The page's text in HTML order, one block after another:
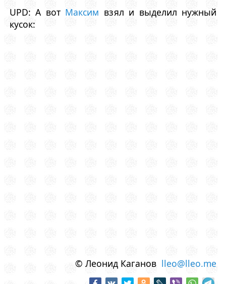
UPD: А вот Максим взял и выделил нужный
кусок:
© Леонид Каганов lleo@lleo.me